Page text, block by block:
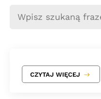
CZYTAJ WIĘCEJ